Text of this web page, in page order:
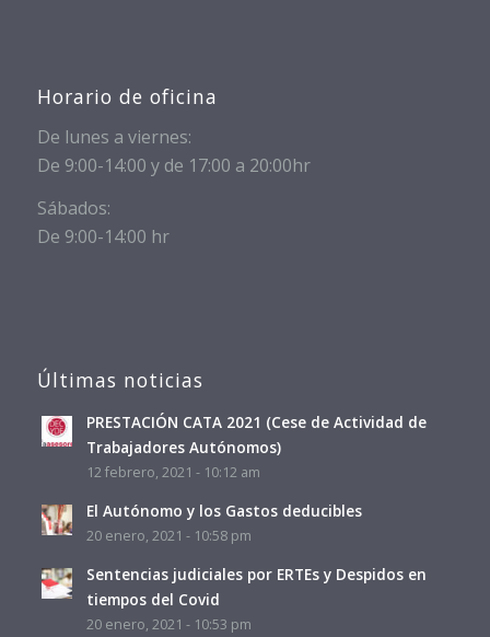
Horario de oficina
De lunes a viernes:
De 9:00-14:00 y de 17:00 a 20:00hr
Sábados:
De 9:00-14:00 hr
Últimas noticias
PRESTACIÓN CATA 2021 (Cese de Actividad de
Trabajadores Autónomos)
12 febrero, 2021 - 10:12 am
El Autónomo y los Gastos deducibles
20 enero, 2021 - 10:58 pm
Sentencias judiciales por ERTEs y Despidos en
tiempos del Covid
20 enero, 2021 - 10:53 pm